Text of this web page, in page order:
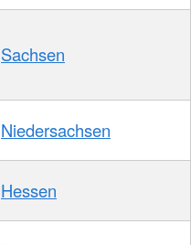
Sachsen
Niedersachsen
Hessen